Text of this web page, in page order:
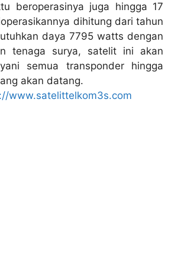
beroperasinya juga hingga 17
dihitung dari tahun
daya 7795 watts dengan
tenaga surya, satelit ini akan
semua transponder hingga
akan datang.
www.satelittelkom3s.com